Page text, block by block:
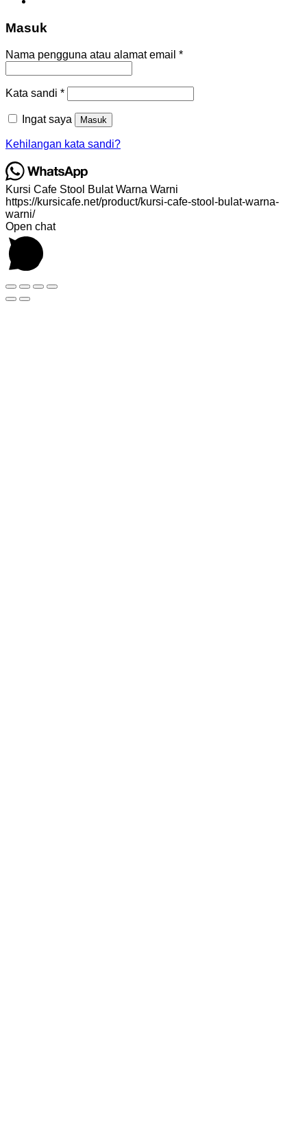
Masuk
Nama pengguna atau alamat email *Wajib
Kata sandi *Wajib
Ingat saya Masuk
Kehilangan kata sandi?
Kursi Cafe Stool Bulat Warna Warni
https://kursicafe.net/product/kursi-cafe-stool-bulat-warna-
warni/
Open chat